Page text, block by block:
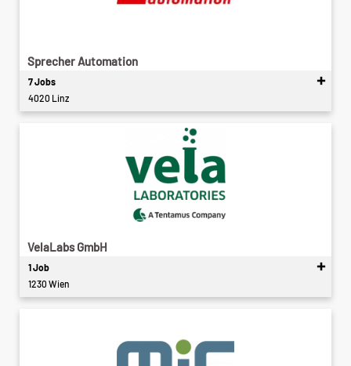
Sprecher Automation
7 Jobs
4020 Linz
VelaLabs GmbH
1 Job
1230 Wien